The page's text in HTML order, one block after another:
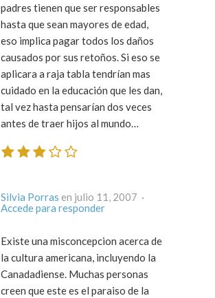
padres tienen que ser responsables
hasta que sean mayores de edad,
eso implica pagar todos los daños
causados por sus retoños. Si eso se
aplicara a raja tabla tendrían mas
cuidado en la educación que les dan,
tal vez hasta pensarían dos veces
antes de traer hijos al mundo…
Silvia Porras
en julio 11, 2007 ·
Accede para responder
Existe una misconcepcion acerca de
la cultura americana, incluyendo la
Canadadiense. Muchas personas
creen que este es el paraiso de la